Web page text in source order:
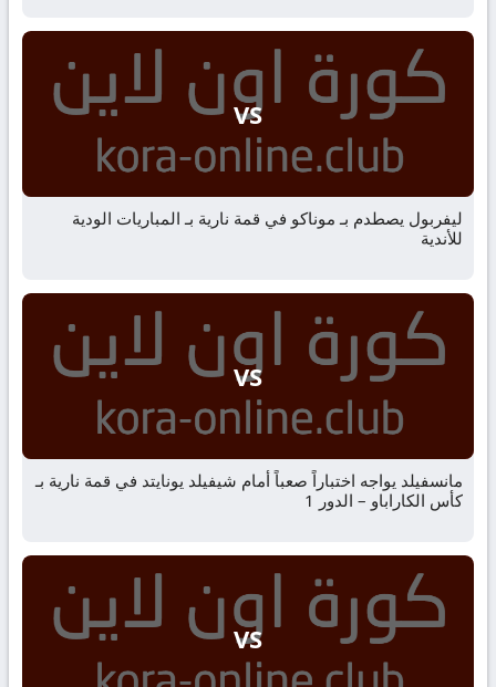
VS
ليفربول يصطدم بـ موناكو في قمة نارية بـ المباريات الودية
للأندية
VS
مانسفيلد يواجه اختباراً صعباً أمام شيفيلد يونايتد في قمة نارية بـ
كأس الكاراباو – الدور 1
VS